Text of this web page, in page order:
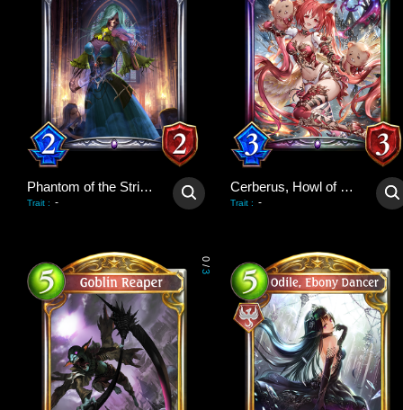
Phantom of the Strings
Trait : -
Cerberus, Howl of Hades
Trait : -
0
/
3